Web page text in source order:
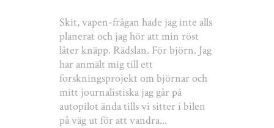
Skit, vapen-frågan hade jag inte alls
planerat och jag hör att min röst
låter knäpp. Rädslan. För björn. Jag
har anmält mig till ett
forskningsprojekt om björnar och
mitt journalistiska jag går på
autopilot ända tills vi sitter i bilen
på väg ut för att vandra...